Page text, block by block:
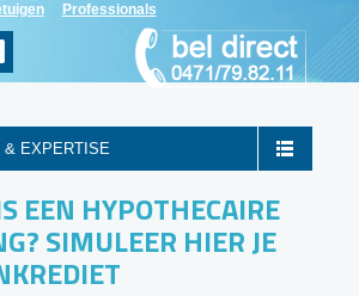
Professionals
& EXPERTISE
EEN HYPOTHECAIRE
SIMULEER HIER JE